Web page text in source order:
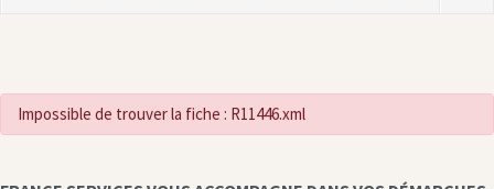
Impossible de trouver la fiche : R11446.xml